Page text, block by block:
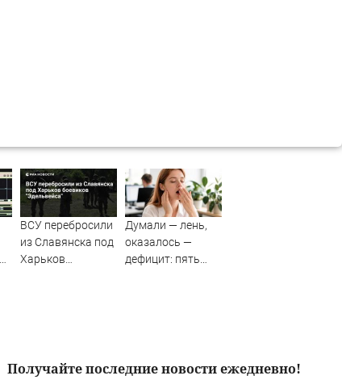
ВСУ перебросили
из Славянска под
Харьков
Думали — лень,
оказалось —
дефицит: пять
Получайте последние новости ежедневно!